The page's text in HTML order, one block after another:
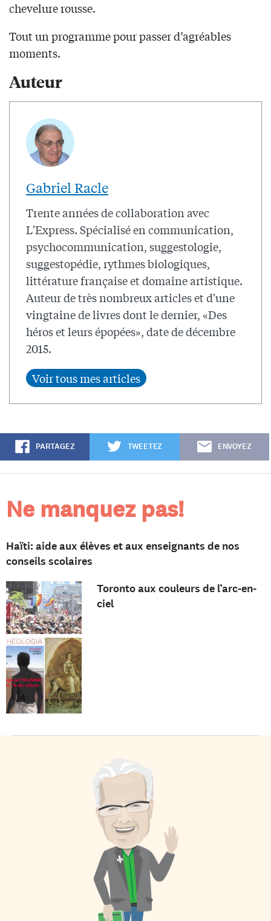
chevelure rousse.
Tout un programme pour passer d’agréables
moments.
Auteur
Gabriel Racle
Trente années de collaboration avec
L'Express. Spécialisé en communication,
psychocommunication, suggestologie,
suggestopédie, rythmes biologiques,
littérature française et domaine artistique.
Auteur de très nombreux articles et d'une
vingtaine de livres dont le dernier, «Des
héros et leurs épopées», date de décembre
2015.
PARTAGEZ TWEETEZ ENVOYEZ
Ne manquez pas!
Haïti: aide aux élèves et aux enseignants de nos
conseils scolaires
Toronto aux couleurs de l’arc-en-
ciel